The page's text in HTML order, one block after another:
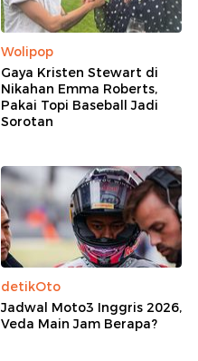
Wolipop
Gaya Kristen Stewart di
Nikahan Emma Roberts,
Pakai Topi Baseball Jadi
Sorotan
detikOto
Jadwal Moto3 Inggris 2026,
Veda Main Jam Berapa?